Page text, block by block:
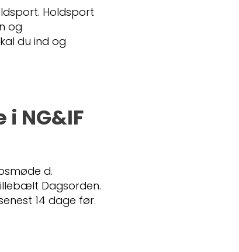
Holdsport
og
du ind og
NG&IF
d.
Dagsorden.
14 dage før.